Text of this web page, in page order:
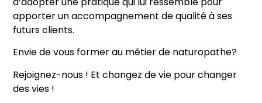
apporter un accompagnement de qualité à ses
futurs clients.
Envie de vous former au métier de naturopathe?
Rejoignez-nous ! Et changez de vie pour changer
des vies !